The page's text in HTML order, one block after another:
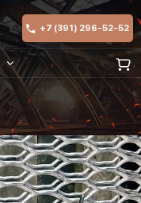
+7 (391) 296-52-52